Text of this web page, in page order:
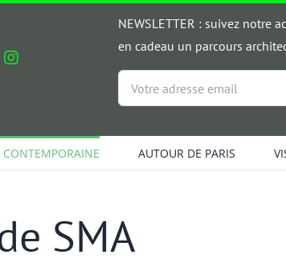
NEWSLETTER : suivez notre
en cadeau un parcours
Email
*
CONTEMPORAINE AUTOUR DE PARIS
SMA